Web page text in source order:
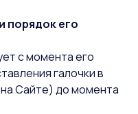
порядок его
с момента его
галочки в
Сайте) до момента